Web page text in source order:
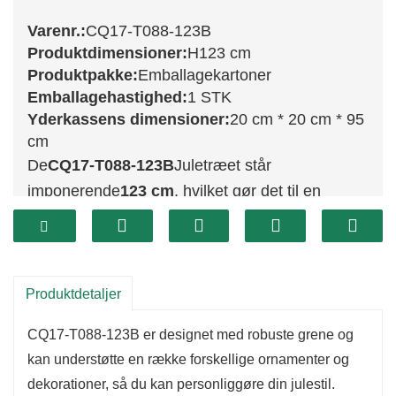
Varenr.:CQ17-T088-123B
Produktdimensioner:H123 cm
Produktpakke:Emballagekartoner
Emballagehastighed:1 STK
Yderkassens dimensioner:20 cm * 20 cm * 95
cm
DeCQ17-T088-123BJuletræet står
imponerende123 cm, hvilket gør det til en
fantastisk tilføjelse til din juledekoration. Med sit
fyldige grønne løv efterligner dette træ smukt
skaber en festlig atmosfære i ethvert rum. Dets
tjene som et slående blikfang i dine
juledekorationer.
Produktdetaljer
CQ17-T088-123B er designet med robuste grene og
kan understøtte en række forskellige ornamenter og
dekorationer, så du kan personliggøre din julestil.